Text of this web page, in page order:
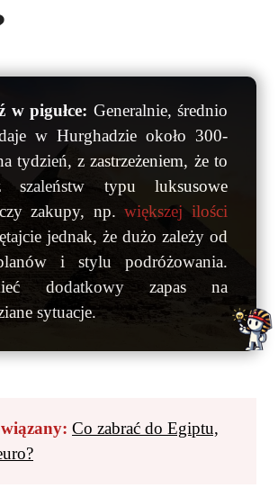
w pigułce: Generalnie, średnio
w Hurghadzie około 300-
tydzień, z zastrzeżeniem, że to
szaleństw typu luksusowe
zakupy, np.większej ilości
jednak, że dużo zależy od
i stylu podróżowania.
dodatkowy zapas na
sytuacje.
Co zabrać do Egiptu,